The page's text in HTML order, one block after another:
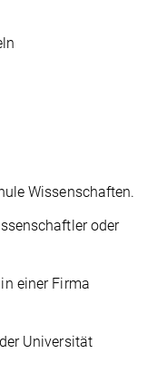
Wissenschaften.
oder
einer Firma
Universität